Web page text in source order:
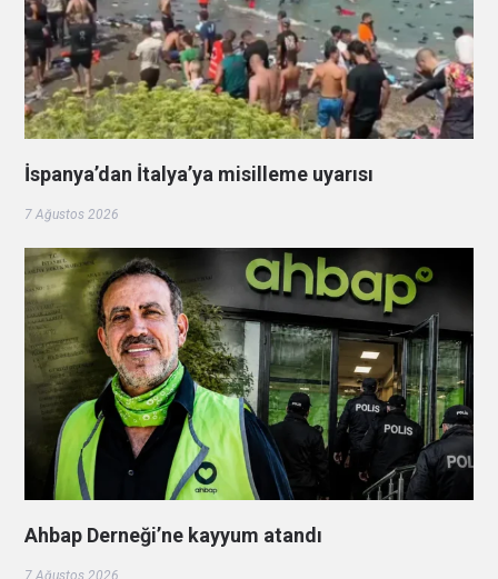
İspanya’dan İtalya’ya misilleme uyarısı
7 Ağustos 2026
Ahbap Derneği’ne kayyum atandı